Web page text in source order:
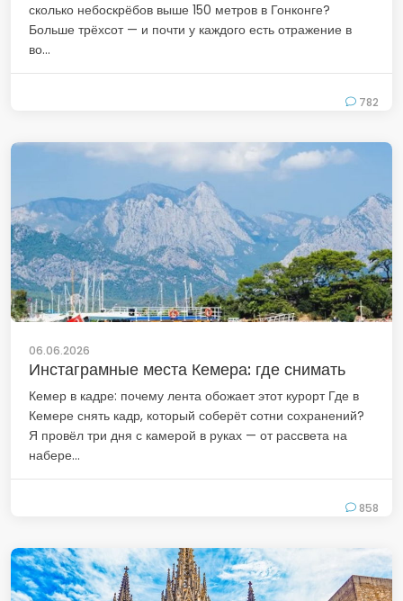
сколько небоскрёбов выше 150 метров в Гонконге?
Больше трёхсот — и почти у каждого есть отражение в
во...
782
06.06.2026
Инстаграмные места Кемера: где снимать
Кемер в кадре: почему лента обожает этот курорт Где в
Кемере снять кадр, который соберёт сотни сохранений?
Я провёл три дня с камерой в руках — от рассвета на
набере...
858